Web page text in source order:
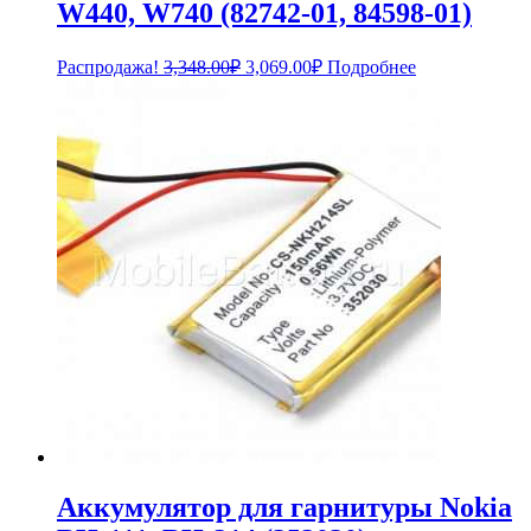
W440, W740 (82742-01, 84598-01)
Распродажа! 3,348.00₽ Первоначальная
3,069.00₽Текущая
цена:
Подробнее
Аккумулятор для гарнитуры Nokia